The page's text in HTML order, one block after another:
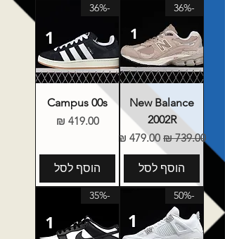
-36%
New Balance
2002R
מחיר רגילמחיר מבצע
הוסף לסל
-36%
Campus 00s
מחיר‏419.00 ‏₪
הוסף לסל
-50%
-35%